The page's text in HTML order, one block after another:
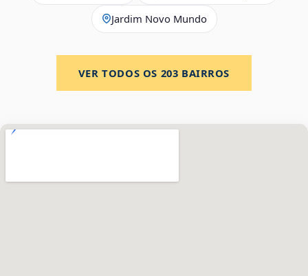
Jardim Novo Mundo
VER TODOS OS 203 BAIRROS